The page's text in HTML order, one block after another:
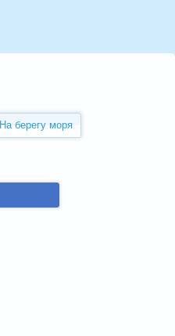
На берегу моря